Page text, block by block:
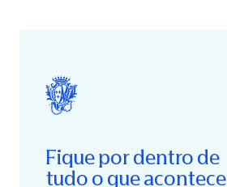
Fique por dentro de
tudo o que acontece